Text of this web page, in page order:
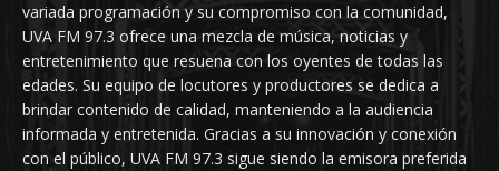
variada programación y su compromiso con la comunidad,
UVA FM 97.3 ofrece una mezcla de música, noticias y
entretenimiento que resuena con los oyentes de todas las
edades. Su equipo de locutores y productores se dedica a
brindar contenido de calidad, manteniendo a la audiencia
informada y entretenida. Gracias a su innovación y conexión
con el público, UVA FM 97.3 sigue siendo la emisora preferida